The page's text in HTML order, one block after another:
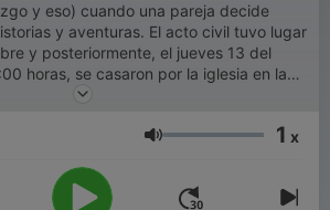
y eso) cuando una pareja decide
El acto civil tuvo lugar
y posteriormente, el jueves 13 del
horas, se casaron por la iglesia en la
en Coyoacán, CDMX. Así inició
época de celebraciones atípicas y
a escucharlas.
Volumen 1 x